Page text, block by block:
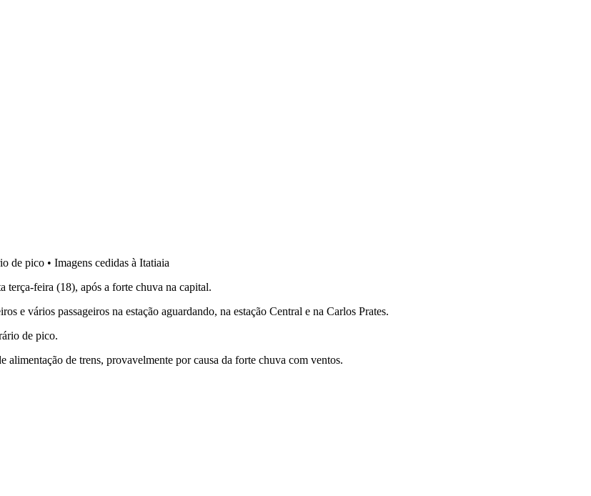
de pico • Imagens cedidas à Itatiaia
terça-feira (18), após a forte chuva na capital.
e vários passageiros na estação aguardando, na estação Central e na Carlos Prates.
de pico.
de trens, provavelmente por causa da forte chuva com ventos.